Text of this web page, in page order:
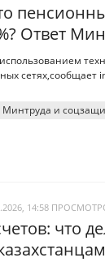
Ответ
сетях,сообщает
Минтруда и
14:58
что